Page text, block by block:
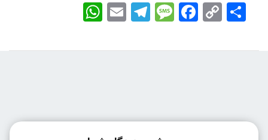
WhatsApp EmailTelegramMessageFacebook Copy
Link
اشتراک